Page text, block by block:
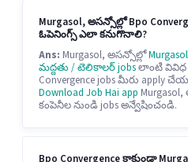
Murgasol, అసన్సోల్లో Bpo
ఓపెనింగ్స్ ఎలా కనుగొనాలి?
Ans: Murgasol, అసన్సోల్లో
మద్దతు / టెలికాలర్ jobsలాంటి వివిధ
Convergence jobs మీరు apply
Download Job Hai app
కంపెనీల నుండి jobs అన్వేషించండి.
Bpo Convergence కాకుండా